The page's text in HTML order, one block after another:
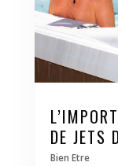
DE JETS
Bien Etre